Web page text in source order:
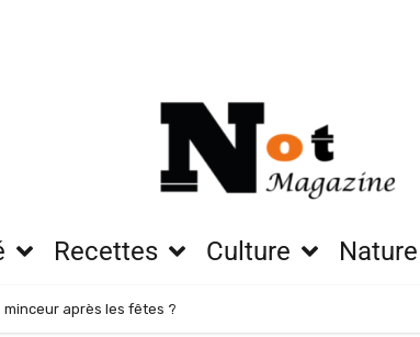
Recettes Culture
après les fêtes ?